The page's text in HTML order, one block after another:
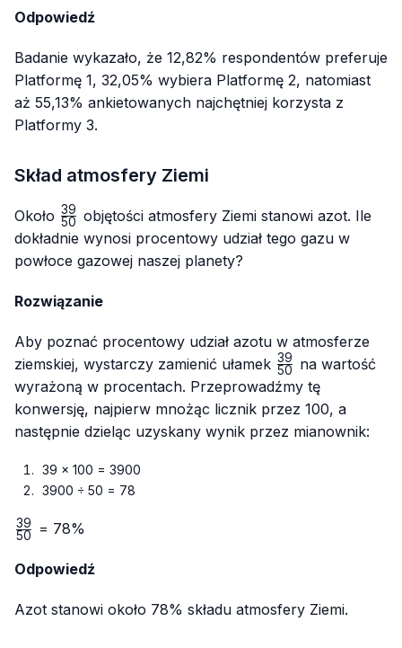
Odpowiedź
Badanie wykazało, że 12,82% respondentów preferuje
Platformę 1, 32,05% wybiera Platformę 2, natomiast
aż 55,13% ankietowanych najchętniej korzysta z
Platformy 3.
Skład atmosfery Ziemi
Około \frac{39}
{50}
50
39 objętości atmosfery Ziemi stanowi azot. Ile
dokładnie wynosi procentowy udział tego gazu w
powłoce gazowej naszej planety?
Rozwiązanie
Aby poznać procentowy udział azotu w atmosferze
ziemskiej, wystarczy zamienić ułamek \frac{39}
{50}
50
39
na wartość
wyrażoną w procentach. Przeprowadźmy tę
konwersję, najpierw mnożąc licznik przez 100, a
następnie dzieląc uzyskany wynik przez mianownik:
39 × 100 = 3900
3900 ÷ 50 = 78
\frac{39}
50
39 = 78%
Odpowiedź
Azot stanowi około 78% składu atmosfery Ziemi.